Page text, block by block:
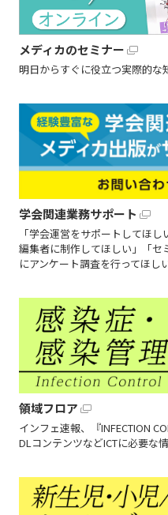
メディカのセミナー
明日からすぐに役立つ実際的な
学会関連業務サポート
「学会運営をサポートしてほ
編集者に制作してほしい」「セ
にアンケート調査を行ってほし
領域フロア
インフェ速報、『INFECTION
DLコンテンツなどICTに必要な